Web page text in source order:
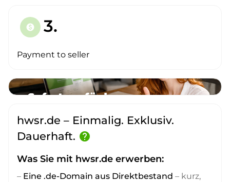
paid 3.
Payment to seller
hwsr.de – Einmalig. Exklusiv.
Dauerhaft. help
Was Sie mit hwsr.de erwerben:
– Eine .de-Domain aus Direktbestand – kurz,